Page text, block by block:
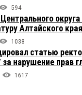
594
Алтайского края
1038
статью
нарушение прав
1617